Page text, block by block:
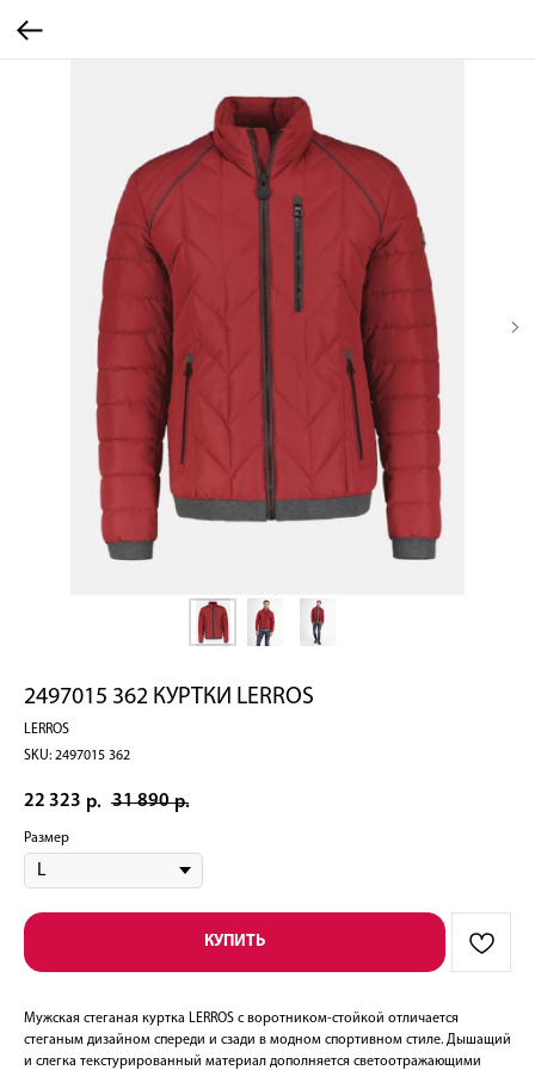
2497015 362 КУРТКИ LERROS
LERROS
SKU: 2497015 362
22 323 р. 31 890 р.
Размер
КУПИТЬ
Мужская стеганая куртка LERROS с воротником-стойкой отличается
стеганым дизайном спереди и сзади в модном спортивном стиле. Дышащий
и слегка текстурированный материал дополняется светоотражающими